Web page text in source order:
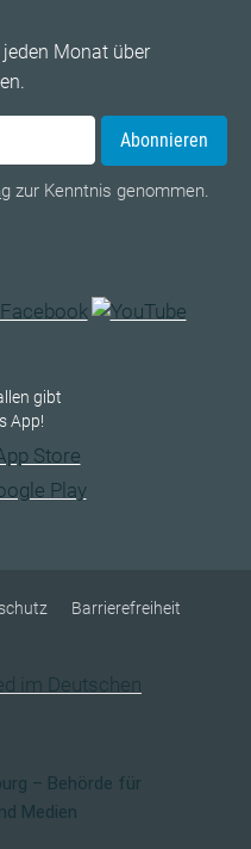
Monat über
Abonnieren
zur Kenntnis genommen.
gibt
App!
Barrierefreiheit